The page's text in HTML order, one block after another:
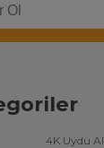
4K Uydu